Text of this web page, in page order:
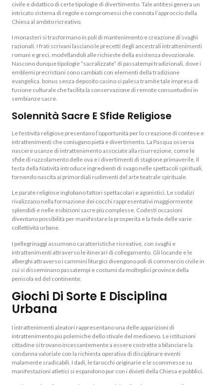
civile e didattico di certe tipologie di divertimento. Tale antitesi genera un
intricato sistema di regole e compromessi che connota l’approccio della
Chiesa al ambito ricreativo.
I monasteri si trasformano in poli di mantenimento e creazione di svaghi
razionali. I frati scrivani lasciano le precetti degli ancestrali intrattenimenti
romani e greci, modellandoli alle richieste della esistenza devozionale.
Nascono dunque tipologie “sacralizzate” di passatempi tradizionali, dove i
emblemi precristiani sono cambiati con elementi della tradizione
evangelica. bonus senza deposito casino si palesa tramite tale impresa di
fusione culturale che facilita la conservazione di remote consuetudini in
sembianze sacre.
Solennità Sacre E Sfide Religiose
Le festività religiose presentano l’opportunità per lo creazione di contese e
intrattenimenti che coniugano pietà e divertimento. La Pasqua osserva
nascere usanze di intrattenimento associate alla risurrezione, come le
sfide di ruzzolamento delle ova e i divertimenti di stagione primaverile. Il
festa della Natività introduce ingredienti di svago nelle spettacoli spirituali,
fornendo nascita ai primordiali rudimenti del arte teatrale spirituale.
Le parate religiose inglobano fattori spettacolari e agonistici. Le sodalizi
rivalizzano nella formazione dei cocchi rappresentativi maggiormente
splendidi e nelle esibizioni sacre più complesse. Codesti occasioni
diventano possibilità per manifestare la prosperità e la fede delle varie
collettività urbane.
I pellegrinaggi assumono caratteristiche ricreative, con svaghi e
intrattenimenti attraverso le itinerari di collegamento. Gli locande e le
alberghi attraverso i cammini liturgici divengono poli di commercio civile in
cui si disseminano passatempi e costumi da molteplici province della
penisola ed del continente.
Giochi Di Sorte E Disciplina
Urbana
I intrattenimenti aleatori rappresentano una delle apparizioni di
intrattenimento più polemiche dello stivale del medioevo. Le istituzioni
cittadine si trovano incessantemente a essere costrette a bilanciare la
condanna valoriale con la richiesta operativa di disciplinare eventi
malamente sradicabili. I dadi, le tarocchi originarie e le scommesse su
manifestazioni atletici si espandono pur con i divieti della Chiesa e pubblici.